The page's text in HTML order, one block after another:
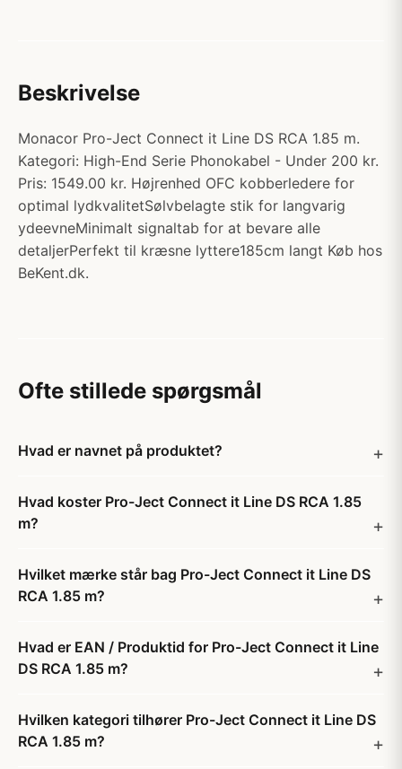
Beskrivelse
Monacor Pro-Ject Connect it Line DS RCA 1.85 m.
Kategori: High-End Serie Phonokabel - Under 200 kr.
Pris: 1549.00 kr. Højrenhed OFC kobberledere for
optimal lydkvalitetSølvbelagte stik for langvarig
ydeevneMinimalt signaltab for at bevare alle
detaljerPerfekt til kræsne lyttere185cm langt Køb hos
BeKent.dk.
Ofte stillede spørgsmål
Hvad er navnet på produktet?
Hvad koster Pro-Ject Connect it Line DS RCA 1.85
m?
Hvilket mærke står bag Pro-Ject Connect it Line DS
RCA 1.85 m?
Hvad er EAN / Produktid for Pro-Ject Connect it Line
DS RCA 1.85 m?
Hvilken kategori tilhører Pro-Ject Connect it Line DS
RCA 1.85 m?